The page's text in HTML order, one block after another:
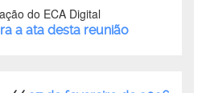
do ECA Digital
a ata desta reunião